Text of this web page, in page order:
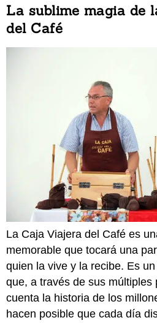
La sublime magia de
del Café
La Caja Viajera del Café es
memorable que tocará una
quien la vive y la recibe. Es
que, a través de sus múltiples
cuenta la historia de los
hacen posible que cada día